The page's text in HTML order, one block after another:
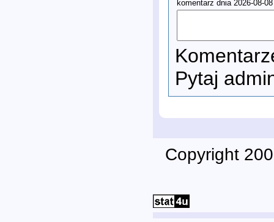
komentarz dnia 2026-08-
Pytaj
Copyright